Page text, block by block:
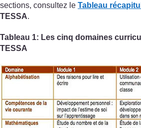
sections, consultez le Tableau
TESSA.
Tableau 1: Les cinq domaines
TESSA